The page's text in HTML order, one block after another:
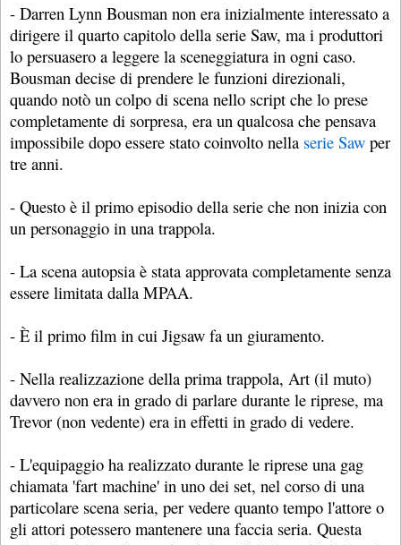
- Darren Lynn Bousman non era inizialmente interessato a
dirigere il quarto capitolo della serie Saw, ma i produttori
lo persuasero a leggere la sceneggiatura in ogni caso.
Bousman decise di prendere le funzioni direzionali,
quando notò un colpo di scena nello script che lo prese
completamente di sorpresa, era un qualcosa che pensava
impossibile dopo essere stato coinvolto nella serie Saw per
tre anni.
- Questo è il primo episodio della serie che non inizia con
un personaggio in una trappola.
- La scena autopsia è stata approvata completamente senza
essere limitata dalla MPAA.
- È il primo film in cui Jigsaw fa un giuramento.
- Nella realizzazione della prima trappola, Art (il muto)
davvero non era in grado di parlare durante le riprese, ma
Trevor (non vedente) era in effetti in grado di vedere.
- L'equipaggio ha realizzato durante le riprese una gag
chiamata 'fart machine' in uno dei set, nel corso di una
particolare scena seria, per vedere quanto tempo l'attore o
gli attori potessero mantenere una faccia seria. Questa